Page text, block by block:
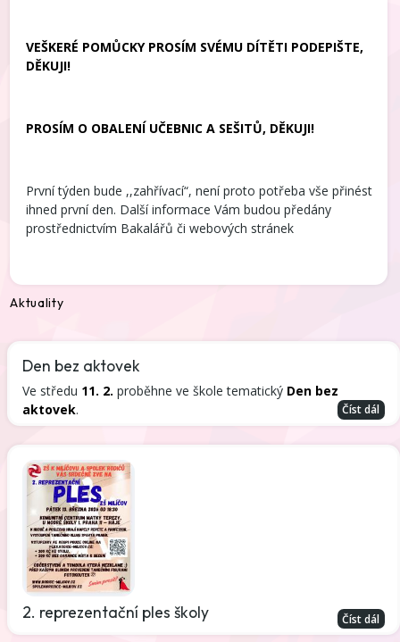
VEŠKERÉ POMŮCKY PROSÍM SVÉMU DÍTĚTI PODEPIŠTE,
DĚKUJI!
PROSÍM O OBALENÍ UČEBNIC A SEŠITŮ, DĚKUJI!
První týden bude ,,zahřívací“, není proto potřeba vše přinést
ihned první den. Další informace Vám budou předány
prostřednictvím Bakalářů či webových stránek
Aktuality
Den bez aktovek
Ve středu 11. 2. proběhne ve škole tematický Den bez
aktovek. Číst dál
2. reprezentační ples školy Číst dál